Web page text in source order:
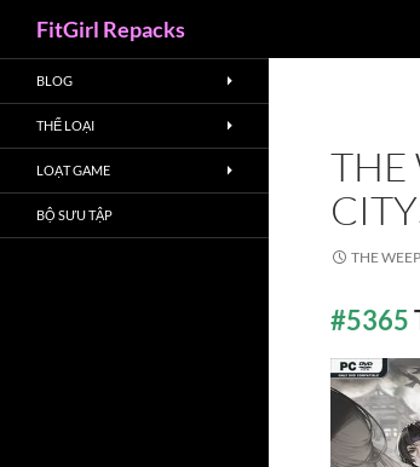
FitGirl Repacks
THE
THE
#5365
BLOG
THỂ LOẠI
LOẠT GAME
BỘ SƯU TẬP